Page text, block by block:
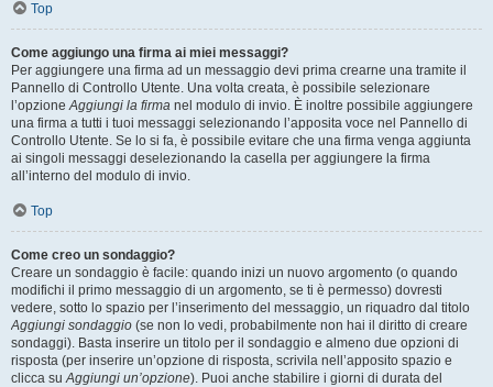
Top
Come aggiungo una firma ai miei messaggi?
Per aggiungere una firma ad un messaggio devi prima crearne una tramite il
Pannello di Controllo Utente. Una volta creata, è possibile selezionare
l’opzioneAggiungi la firma nel modulo di invio. È inoltre possibile aggiungere
una firma a tutti i tuoi messaggi selezionando l’apposita voce nel Pannello di
Controllo Utente. Se lo si fa, è possibile evitare che una firma venga aggiunta
ai singoli messaggi deselezionando la casella per aggiungere la firma
all’interno del modulo di invio.
Top
Come creo un sondaggio?
Creare un sondaggio è facile: quando inizi un nuovo argomento (o quando
modifichi il primo messaggio di un argomento, se ti è permesso) dovresti
vedere, sotto lo spazio per l’inserimento del messaggio, un riquadro dal titolo
Aggiungi sondaggio (se non lo vedi, probabilmente non hai il diritto di creare
sondaggi). Basta inserire un titolo per il sondaggio e almeno due opzioni di
risposta (per inserire un’opzione di risposta, scrivila nell’apposito spazio e
clicca suAggiungi un’opzione). Puoi anche stabilire i giorni di durata del